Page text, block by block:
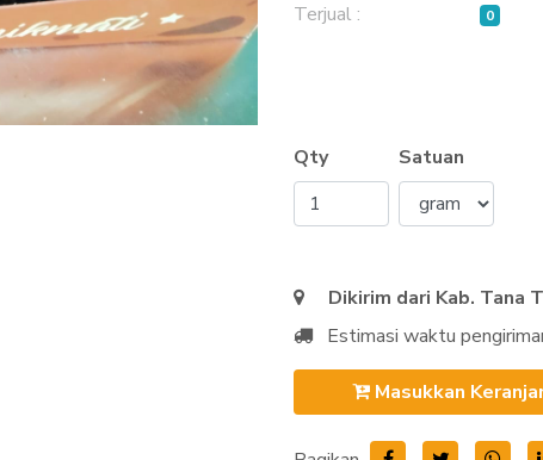
Terjual : 0
Qty Satuan
Dikirim dari Kab. Tana
Estimasi waktu
Masukkan